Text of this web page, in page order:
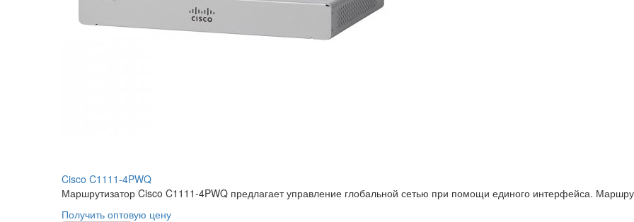
Cisco C1111-4PWQ
Маршрутизатор Cisco C1111-4PWQ предлагает управление глобальной сетью при помощи единого интерфейса.
Получить оптовую цену